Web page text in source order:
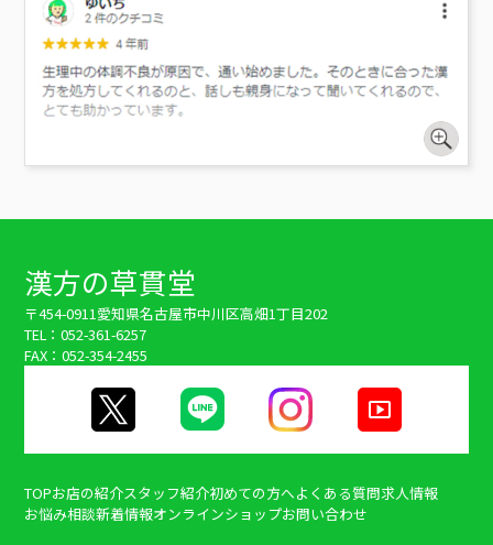
漢方の草貫堂
〒454-0911愛知県名古屋市中川区高畑1丁目202
TEL：052-361-6257
FAX：052-354-2455
TOPお店の紹介スタッフ紹介初めての方へよくある質問求人情報
お悩み相談新着情報オンラインショップお問い合わせ